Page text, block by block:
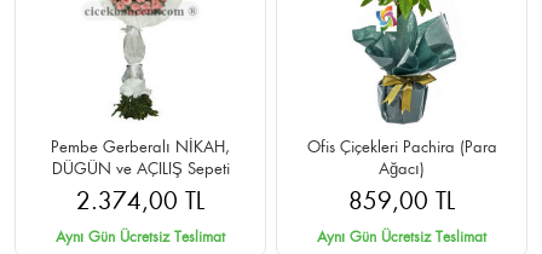
Pembe Gerberalı NİKAH,
DÜGÜN ve AÇILIŞ Sepeti
2.374,00 TL
Aynı Gün Ücretsiz Teslimat
Ofis Çiçekleri Pachira (Para
Ağacı)
859,00 TL
Aynı Gün Ücretsiz Teslimat